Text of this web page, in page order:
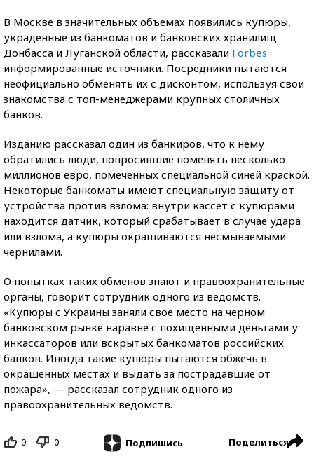
В Москве в значительных объемах появились купюры,
украденные из банкоматов и банковских хранилищ
Донбасса и Луганской области, рассказали Forbes
информированные источники. Посредники пытаются
неофициально обменять их с дисконтом, используя свои
знакомства с топ-менеджерами крупных столичных
банков.
Изданию рассказал один из банкиров, что к нему
обратились люди, попросившие поменять несколько
миллионов евро, помеченных специальной синей краской.
Некоторые банкоматы имеют специальную защиту от
устройства против взлома: внутри кассет с купюрами
находится датчик, который срабатывает в случае удара
или взлома, а купюры окрашиваются несмываемыми
чернилами.
О попытках таких обменов знают и правоохранительные
органы, говорит сотрудник одного из ведомств.
«Купюры с Украины заняли свое место на черном
банковском рынке наравне с похищенными деньгами у
инкассаторов или вскрытых банкоматов российских
банков. Иногда такие купюры пытаются обжечь в
окрашенных местах и выдать за пострадавшие от
пожара», — рассказал сотрудник одного из
правоохранительных ведомств.
0 0 Подпишись Поделиться